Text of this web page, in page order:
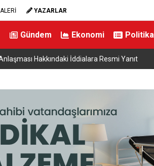
YAZARLAR
Gündem Ekonomi Politika
Hakkındaki İddialara Resmi Yanıt